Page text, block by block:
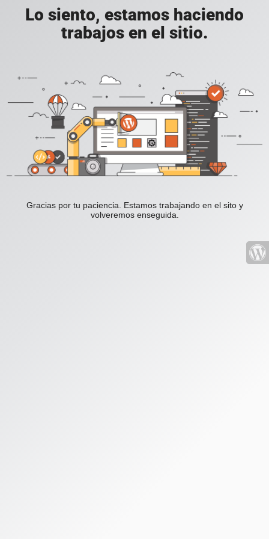
Lo siento, estamos haciendo
trabajos en el sitio.
Gracias por tu paciencia. Estamos trabajando en el sito y
volveremos enseguida.